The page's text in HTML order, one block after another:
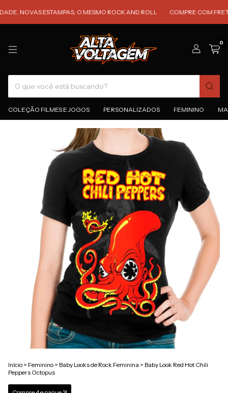
ESTAMPAS, O MESMO ROCK AND ROLL COMPRE COM FRETE
0
COLEÇÃO FILMES E JOGOS PERSONALIZADOS FEMININO
Início > Feminino > Baby Looks de Rock Feminina > Baby Look Red Hot Chili
Peppers Octopus